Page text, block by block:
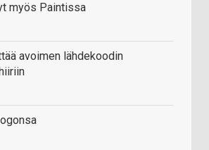
myös Paintissa
avoimen lähdekoodin